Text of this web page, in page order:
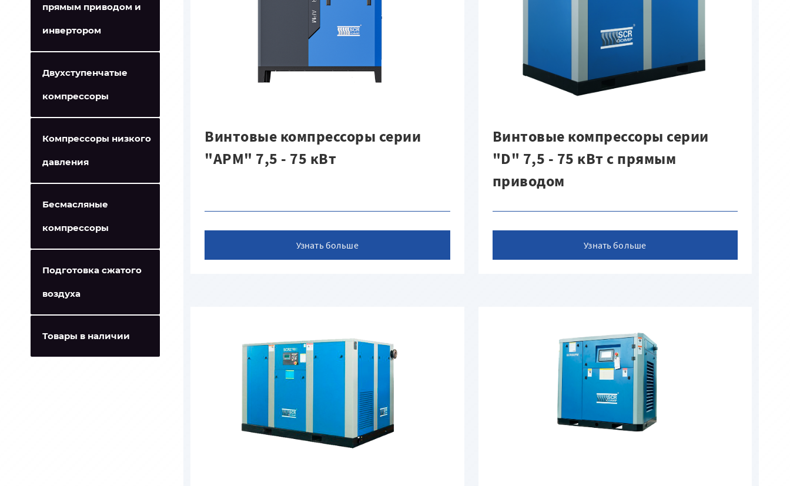
прямым приводом и
инвертором
Двухступенчатые
компрессоры
Компрессоры низкого
давления
Бесмасляные
компрессоры
Подготовка сжатого
воздуха
Товары в наличии
Винтовые компрессоры серии
"APМ" 7,5 - 75 кВт
Узнать больше
Винтовые компрессоры серии
"D" 7,5 - 75 кВт c прямым
приводом
Узнать больше